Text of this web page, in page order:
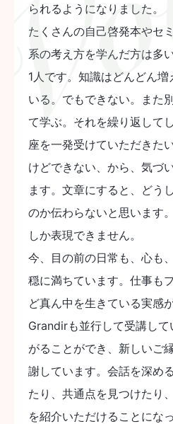
られるようになりました。
たくさんの自己啓発本やセ
系の考え方を学んだ方は多
1人です。知識はどんどん
いる。でもできない。また
て学ぶ。それを繰り返して
座を一発受けていただきた
けどできない、から、気づ
ます。文章にすると、どう
のか伝わらないと思います
しか表現できません。
今、目の前の日常も、心も
穏に満ちています。仕事も
ど真ん中を生きている実感
Grandirも並行して受講し
がることができ、新しいご
謝しています。会話を深め
たり、共通点を見つけたり
を紹介いただけることにな